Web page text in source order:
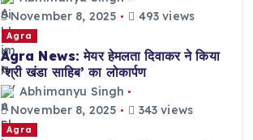
November 8, 2025
493 views
Agra
Agra News: मेयर हेमलता दिवाकर ने किया
‘श्री खंडा साहिब’ का लोकार्पण
Abhimanyu Singh
November 8, 2025
343 views
Agra